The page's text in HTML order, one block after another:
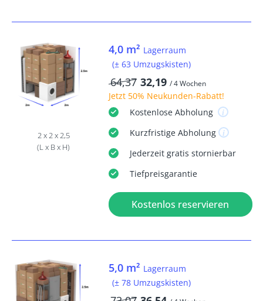
2 x 2 x 2,5
(L x B x H)
4,0 m² Lagerraum
(± 63 Umzugskisten)
64,37 32,19 / 4 Wochen
Jetzt 50% Neukunden-Rabatt!
KostenloseAbholung
KurzfristigeAbholung
Jederzeit gratis stornierbar
Tiefpreisgarantie
Kostenlos reservieren
5,0 m² Lagerraum
(± 78 Umzugskisten)